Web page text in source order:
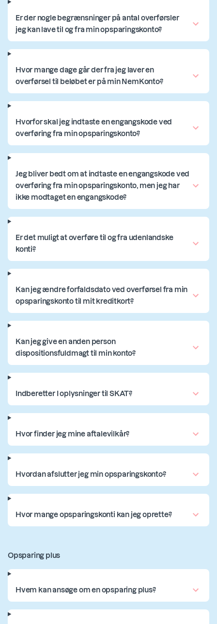
Er der nogle begrænsninger på antal overførsler
jeg kan lave til og fra min opsparingskonto?
Hvor mange dage går der fra jeg laver en
overførsel til beløbet er på min NemKonto?
Hvorfor skal jeg indtaste en engangskode ved
overføring fra min opsparingskonto?
Jeg bliver bedt om at indtaste en engangskode ved
overføring fra min opsparingskonto, men jeg har
ikke modtaget en engangskode?
Er det muligt at overføre til og fra udenlandske
konti?
Kan jeg ændre forfaldsdato ved overførsel fra min
opsparingskonto til mit kreditkort?
Kan jeg give en anden person
dispositionsfuldmagt til min konto?
Indberetter I oplysninger til SKAT?
Hvor finder jeg mine aftalevilkår?
Hvordan afslutter jeg min opsparingskonto?
Hvor mange opsparingskonti kan jeg oprette?
Opsparing plus
Hvem kan ansøge om en opsparing plus?